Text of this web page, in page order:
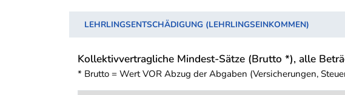
LEHRLINGSENTSCHÄDIGUNG (LEHRLINGSEINKOMMEN)
Kollektivvertragliche Mindest-Sätze (Brutto *), alle
* Brutto = Wert VOR Abzug der Abgaben (Versicherungen,